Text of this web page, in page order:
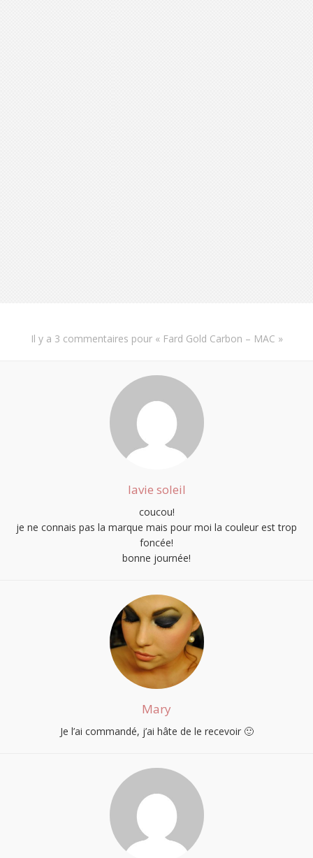
Il y a 3 commentaires pour « Fard Gold Carbon – MAC »
lavie soleil
coucou!
je ne connais pas la marque mais pour moi la couleur est trop
foncée!
bonne journée!
Mary
Je l’ai commandé, j’ai hâte de le recevoir 🙂